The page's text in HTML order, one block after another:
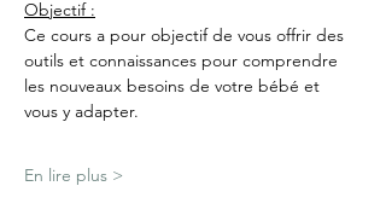
Objectif :
Ce cours a pour objectif de vous offrir des
outils et connaissances pour comprendre
les nouveaux besoins de votre bébé et
vous y adapter.
En lire plus >